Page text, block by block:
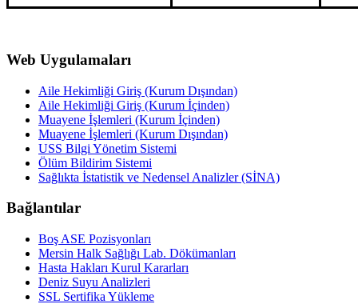
Web Uygulamaları
Aile Hekimliği Giriş (Kurum Dışından)
Aile Hekimliği Giriş (Kurum İçinden)
Muayene İşlemleri (Kurum İçinden)
Muayene İşlemleri (Kurum Dışından)
USS Bilgi Yönetim Sistemi
Ölüm Bildirim Sistemi
Sağlıkta İstatistik ve Nedensel Analizler (SİNA)
Bağlantılar
Boş ASE Pozisyonları
Mersin Halk Sağlığı Lab. Dökümanları
Hasta Hakları Kurul Kararları
Deniz Suyu Analizleri
SSL Sertifika Yükleme